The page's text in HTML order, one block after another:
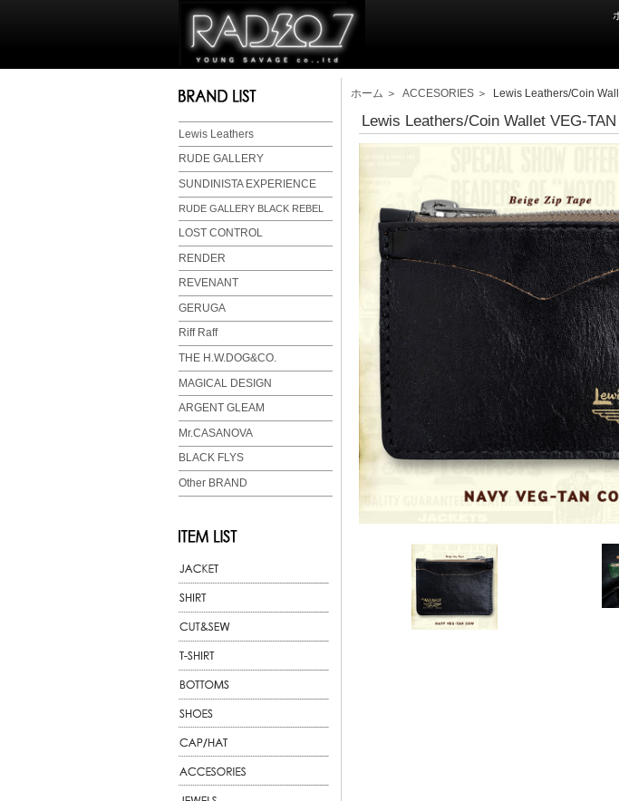
Lewis Leathers
RUDE GALLERY
SUNDINISTA EXPERIENCE
RUDE GALLERY BLACK REBEL
LOST CONTROL
RENDER
REVENANT
GERUGA
Riff Raff
THE H.W.DOG&CO.
MAGICAL DESIGN
ARGENT GLEAM
Mr.CASANOVA
BLACK FLYS
Other BRAND
ホーム ＞ ACCESORIES ＞ Lewis Leathers/Coin
Lewis Leathers/Coin Wallet VEG-